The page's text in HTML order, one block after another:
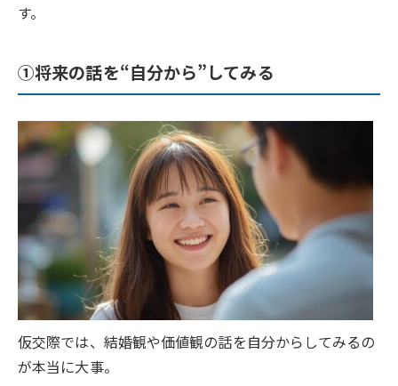
す。
①将来の話を“自分から”してみる
仮交際では、結婚観や価値観の話を自分からしてみるの
が本当に大事。